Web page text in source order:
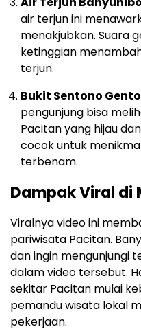
air terjun ini
menakjubkan. Suara
ketinggian
terjun.
Bukit Sentono
pengunjung bisa
Pacitan yang hijau
cocok untuk
terbenam.
Dampak Viral di
Viralnya video ini
pariwisata Pacitan.
dan ingin
dalam video tersebut.
sekitar Pacitan mulai
pemandu wisata lokal
pekerjaan.